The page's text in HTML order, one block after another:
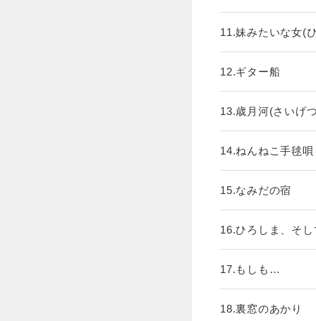
11.妹みたいな女(
12.ギター船
13.歳月河(さいげ
14.ねんねこ手毬唄
15.なみだの宿
16.ひろしま、そし
17.もしも…
18.裏窓のあかり